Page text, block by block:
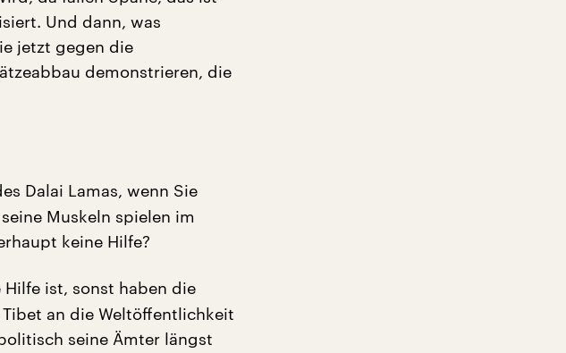
Und dann, was
jetzt gegen die
demonstrieren, die
Dalai Lamas, wenn Sie
Muskeln spielen im
keine Hilfe?
ist, sonst haben die
an die Weltöffentlichkeit
seine Ämter längst